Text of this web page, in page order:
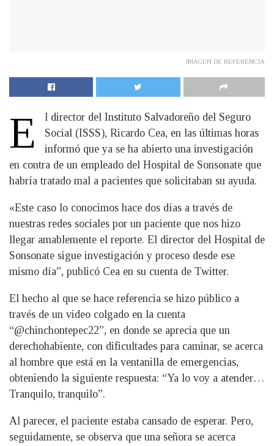
IMAGEN DE REFERENCIA
E
l director del Instituto Salvadoreño del Seguro
Social (ISSS), Ricardo Cea, en las últimas horas
informó que ya se ha abierto una investigación
en contra de un empleado del Hospital de Sonsonate que
habría tratado mal a pacientes que solicitaban su ayuda.
«Este caso lo conocimos hace dos días a través de
nuestras redes sociales por un paciente que nos hizo
llegar amablemente el reporte. El director del Hospital de
Sonsonate sigue investigación y proceso desde ese
mismo día”, publicó Cea en su cuenta de Twitter.
El hecho al que se hace referencia se hizo público a
través de un video colgado en la cuenta
“@chinchontepec22”, en donde se aprecia que un
derechohabiente, con dificultades para caminar, se acerca
al hombre que está en la ventanilla de emergencias,
obteniendo la siguiente respuesta: “Ya lo voy a atender…
Tranquilo, tranquilo”.
Al parecer, el paciente estaba cansado de esperar. Pero,
seguidamente, se observa que una señora se acerca